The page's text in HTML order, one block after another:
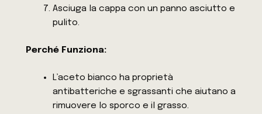
Asciuga la cappa con un panno asciutto e
pulito.
Perché Funziona:
L’aceto bianco ha proprietà
antibatteriche e sgrassanti che aiutano a
rimuovere lo sporco e il grasso.